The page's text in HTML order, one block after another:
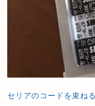
セリアのコードを束ね